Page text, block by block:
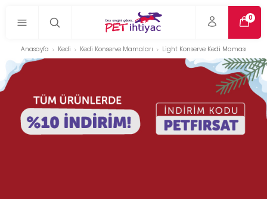
0
Anasayfa Kedi Kedi Konserve Mamaları Light Konserve Kedi Maması